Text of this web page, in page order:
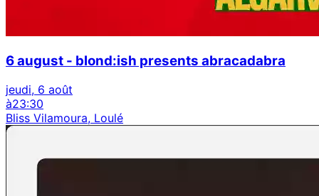
6 august - blond:ish presents abracadabra
jeudi, 6 août
à23:30
Bliss Vilamoura, Loulé